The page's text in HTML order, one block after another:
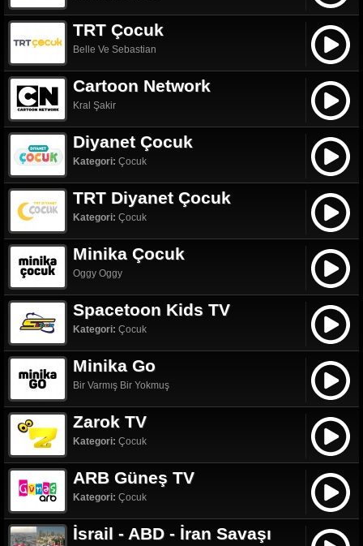
TRT Çocuk
Belle Ve Sebastian
Cartoon Network
Kral Şakir
Diyanet Çocuk
Kategori: Çocuk
TRT Diyanet Çocuk
Kategori: Çocuk
Minika Çocuk
Oggy Oggy
Spacetoon Kids TV
Kategori: Çocuk
Minika Go
Bir Varmış Bir Yokmuş
Zarok TV
Kategori: Çocuk
ARB Güneş TV
Kategori: Çocuk
İsrail - ABD - İran Savaşı